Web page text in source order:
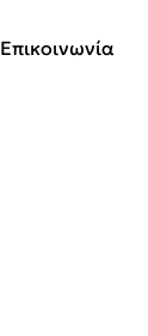
Επικοινωνία